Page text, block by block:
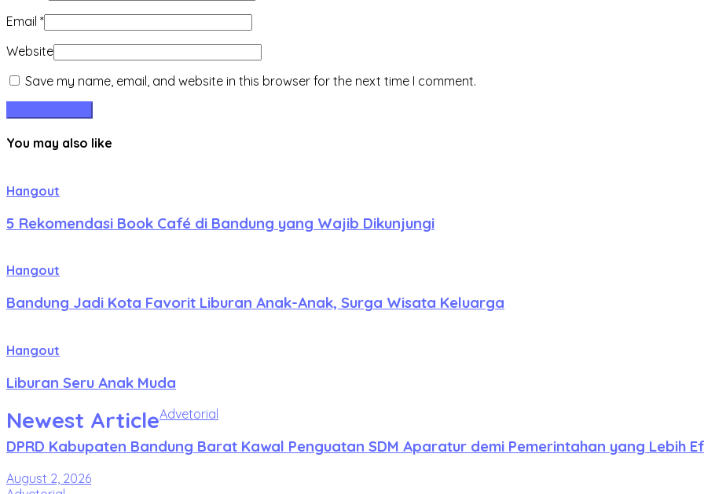
Email *
Website
Save my name, email, and website in this browser for the next time I comment.
You may also like
Hangout
5 Rekomendasi Book Café di Bandung yang Wajib Dikunjungi
Hangout
Bandung Jadi Kota Favorit Liburan Anak-Anak, Surga Wisata Keluarga
Hangout
Liburan Seru Anak Muda
Newest ArticleAdvetorial
DPRD Kabupaten Bandung Barat Kawal Penguatan SDM Aparatur demi Pemerintahan yang Lebih
August 2, 2026